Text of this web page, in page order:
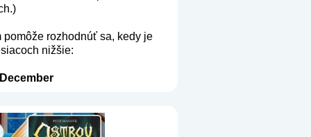
rozhodnúť sa, kedy je
nižšie: